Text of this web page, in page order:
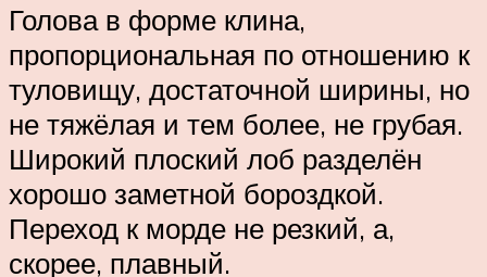
Голова в форме клина,
пропорциональная по отношению к
туловищу, достаточной ширины, но
не тяжёлая и тем более, не грубая.
Широкий плоский лоб разделён
хорошо заметной бороздкой.
Переход к морде не резкий, а,
скорее, плавный.